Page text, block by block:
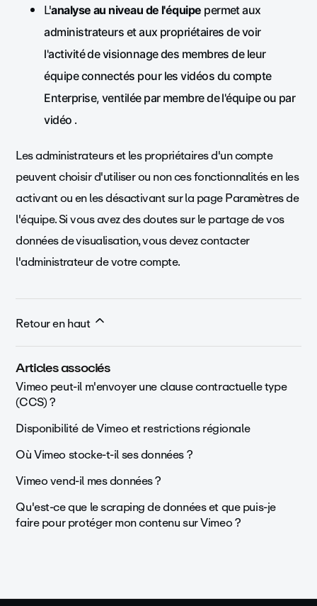
L'analyse au niveau de l'équipe permet aux
administrateurs et aux propriétaires de voir
l'activité de visionnage des membres de leur
équipe connectés pour les vidéos du compte
Enterprise, ventilée par membre de l'équipe ou par
vidéo .
Les administrateurs et les propriétaires d'un compte
peuvent choisir d'utiliser ou non ces fonctionnalités en les
activant ou en les désactivant sur la page Paramètres de
l'équipe. Si vous avez des doutes sur le partage de vos
données de visualisation, vous devez contacter
l'administrateur de votre compte.
Retour en haut
Articles associés
Vimeo peut-il m'envoyer une clause contractuelle type
(CCS) ?
Disponibilité de Vimeo et restrictions régionale
Où Vimeo stocke-t-il ses données ?
Vimeo vend-il mes données ?
Qu'est-ce que le scraping de données et que puis-je
faire pour protéger mon contenu sur Vimeo ?